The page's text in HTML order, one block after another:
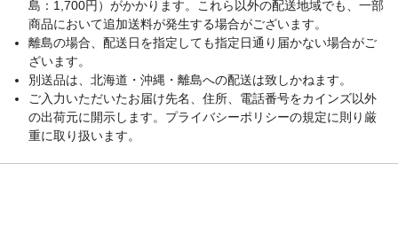
島：1,700円）がかかります。これら以外の配送地域でも、一部
商品において追加送料が発生する場合がございます。
離島の場合、配送日を指定しても指定日通り届かない場合がご
ざいます。
別送品は、北海道・沖縄・離島への配送は致しかねます。
ご入力いただいたお届け先名、住所、電話番号をカインズ以外
の出荷元に開示します。プライバシーポリシーの規定に則り厳
重に取り扱います。